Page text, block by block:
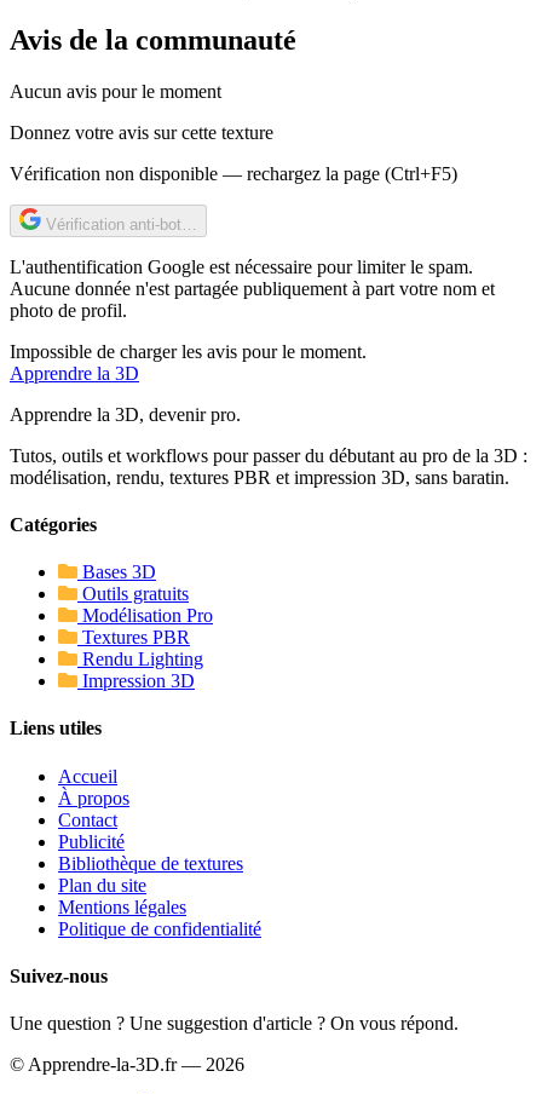
Avis de la communauté
Aucun avis pour le moment
Donnez votre avis sur cette texture
Vérification non disponible — rechargez la page (Ctrl+F5)
Vérification anti-bot…
L'authentification Google est nécessaire pour limiter le spam.
Aucune donnée n'est partagée publiquement à part votre nom et
photo de profil.
Impossible de charger les avis pour le moment.
Apprendre la 3D
Apprendre la 3D, devenir pro.
Tutos, outils et workflows pour passer du débutant au pro de la 3D :
modélisation, rendu, textures PBR et impression 3D, sans baratin.
Catégories
Bases 3D
Outils gratuits
Modélisation Pro
Textures PBR
Rendu Lighting
Impression 3D
Liens utiles
Accueil
À propos
Contact
Publicité
Bibliothèque de textures
Plan du site
Mentions légales
Politique de confidentialité
Suivez-nous
Une question ? Une suggestion d'article ? On vous répond.
© Apprendre-la-3D.fr — 2026